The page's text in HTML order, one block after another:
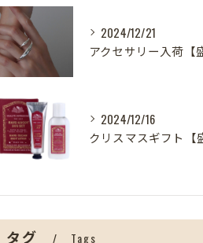
2024/12/21
2024/12/16
タグ Tags